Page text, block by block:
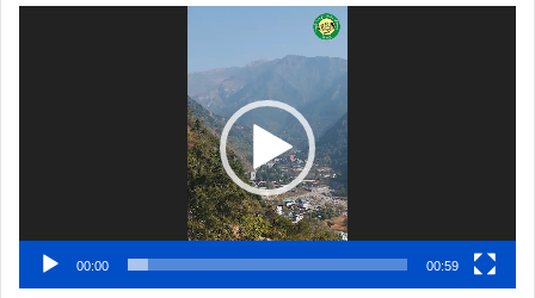
00:00 00:59